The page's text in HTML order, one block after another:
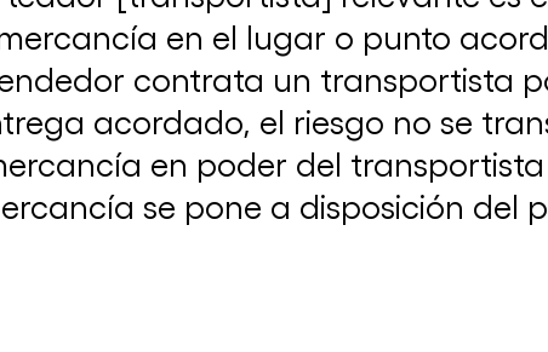
en el lugar o punto
contrata un transportista
acordado, el riesgo no se
en poder del
se pone a disposición del